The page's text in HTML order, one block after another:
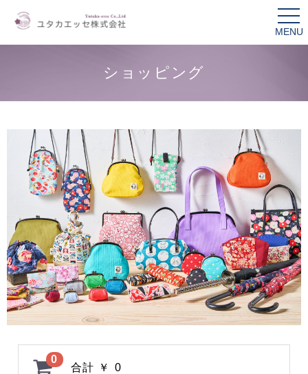
ショッピング
0
合計 ￥ 0
Menu